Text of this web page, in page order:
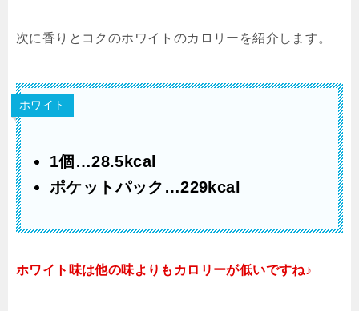
次に香りとコクのホワイトのカロリーを紹介します。
ホワイト
1個…28.5kcal
ポケットパック…229kcal
ホワイト味は他の味よりもカロリーが低いですね♪